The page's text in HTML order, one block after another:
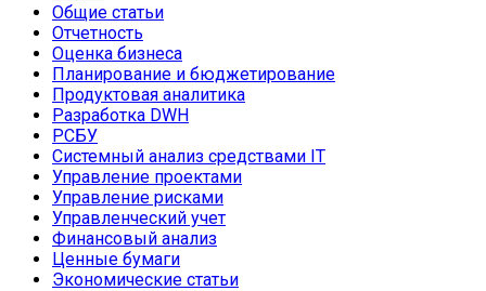
Общие статьи
Отчетность
Оценка бизнеса
Планирование и бюджетирование
Продуктовая аналитика
Разработка DWH
РСБУ
Системный анализ средствами IT
Управление проектами
Управление рисками
Управленческий учет
Финансовый анализ
Ценные бумаги
Экономические статьи